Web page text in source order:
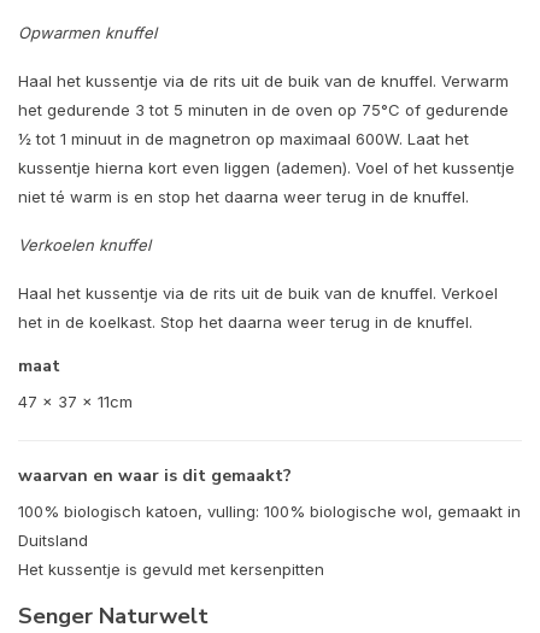
Opwarmen knuffel
Haal het kussentje via de rits uit de buik van de knuffel. Verwarm
het gedurende 3 tot 5 minuten in de oven op 75°C of gedurende
½ tot 1 minuut in de magnetron op maximaal 600W. Laat het
kussentje hierna kort even liggen (ademen). Voel of het kussentje
niet té warm is en stop het daarna weer terug in de knuffel.
Verkoelen knuffel
Haal het kussentje via de rits uit de buik van de knuffel. Verkoel
het in de koelkast. Stop het daarna weer terug in de knuffel.
maat
47 x 37 x 11cm
waarvan en waar is dit gemaakt?
100% biologisch katoen, vulling: 100% biologische wol, gemaakt in
Duitsland
Het kussentje is gevuld met kersenpitten
Senger Naturwelt